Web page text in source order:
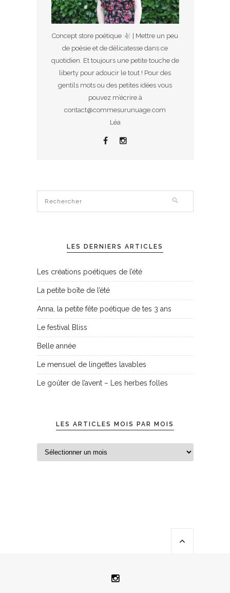
Concept store poétique
| Mettre un peu
de poésie et de délicatesse dans ce
quotidien. Et toujours une petite touche de
liberty pour adoucir le tout ! Pour des
gentils mots ou des petites idées vous
pouvez m’écrire à
contact@commesurunuage.com
Léa
LES DERNIERS ARTICLES
Les créations poétiques de l’été
La petite boîte de l’été
Anna, la petite fête poétique de tes 3 ans
Le festival Bliss
Belle année
Le mensuel de lingettes lavables
Le goûter de l’avent – Les herbes folles
LES ARTICLES MOIS PAR MOIS